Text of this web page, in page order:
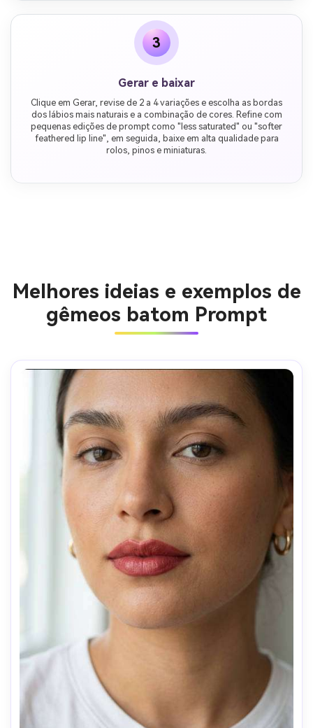
3
Gerar e baixar
Clique em Gerar, revise de 2 a 4 variações e escolha as bordas
dos lábios mais naturais e a combinação de cores. Refine com
pequenas edições de prompt como "less saturated" ou "softer
feathered lip line", em seguida, baixe em alta qualidade para
rolos, pinos e miniaturas.
Melhores ideias e exemplos de
gêmeos batom Prompt